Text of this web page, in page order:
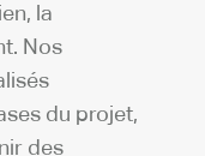
la
Nos
du projet,
des